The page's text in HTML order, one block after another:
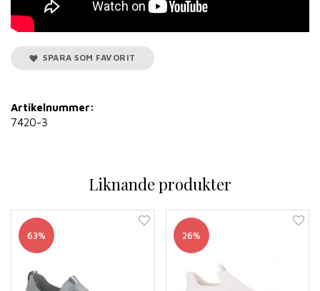
SPARA SOM FAVORIT
Artikelnummer:
7420-3
Liknande produkter
63% 26%